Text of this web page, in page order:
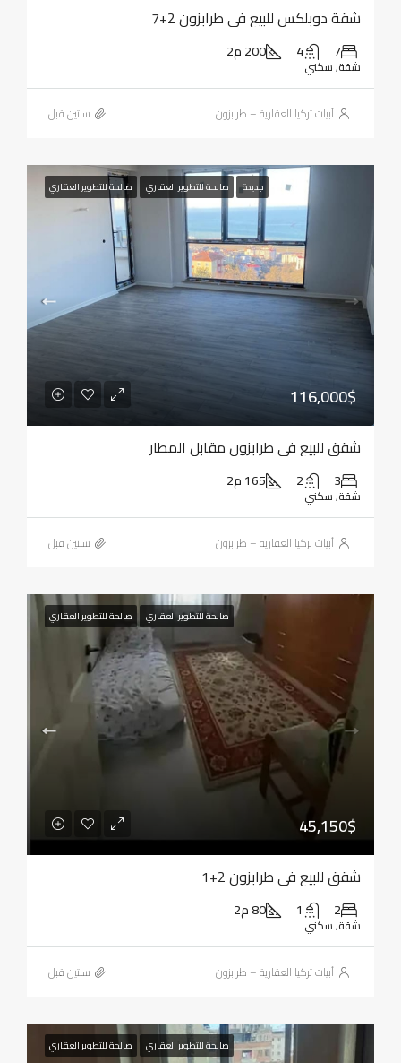
شقة دوبلكس للبيع في طرابزون 2+7
7
4 200 م2
شقة, سكني
أبيات تركيا العقارية – طرابزون ‏سنتين قبل
جديدة صالحة للتطوير العقاري صالحة للتطوير العقاري
116,000$
شقق للبيع في طرابزون مقابل المطار
3
2 165 م2
شقة, سكني
أبيات تركيا العقارية – طرابزون ‏سنتين قبل
صالحة للتطوير العقاري صالحة للتطوير العقاري
45,150$
شقق للبيع في طرابزون 2+1
2
1 80 م2
شقة, سكني
أبيات تركيا العقارية – طرابزون ‏سنتين قبل
صالحة للتطوير العقاري صالحة للتطوير العقاري